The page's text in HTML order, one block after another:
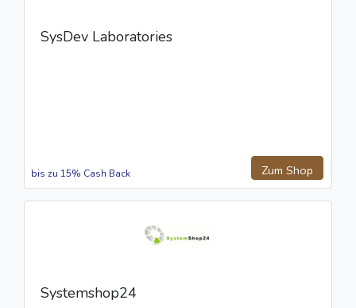
SysDev Laboratories
Zum Shop
bis zu 15% Cash Back
Systemshop24